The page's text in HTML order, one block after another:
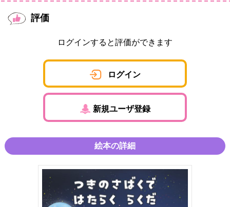
評価
ログインすると評価ができます
ログイン
新規ユーザ登録
絵本の詳細